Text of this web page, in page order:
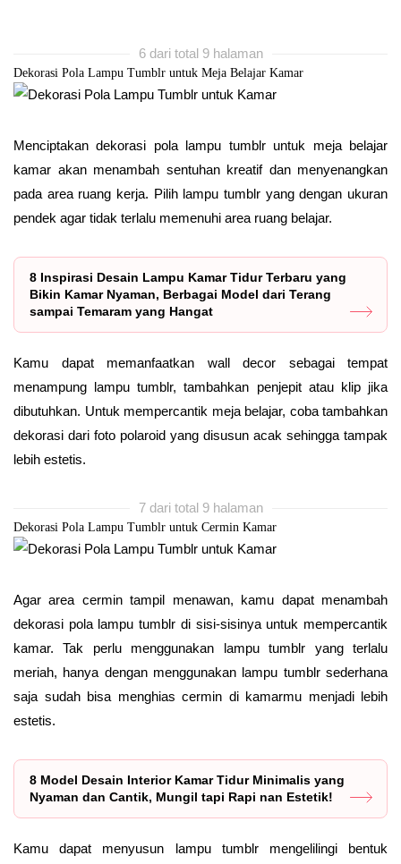
6 dari total 9 halaman
Dekorasi Pola Lampu Tumblr untuk Meja Belajar Kamar
Menciptakan dekorasi pola lampu tumblr untuk meja belajar
kamar akan menambah sentuhan kreatif dan menyenangkan
pada area ruang kerja. Pilih lampu tumblr yang dengan ukuran
pendek agar tidak terlalu memenuhi area ruang belajar.
8 Inspirasi Desain Lampu Kamar Tidur Terbaru yang
Bikin Kamar Nyaman, Berbagai Model dari Terang
sampai Temaram yang Hangat
Kamu dapat memanfaatkan wall decor sebagai tempat
menampung lampu tumblr, tambahkan penjepit atau klip jika
dibutuhkan. Untuk mempercantik meja belajar, coba tambahkan
dekorasi dari foto polaroid yang disusun acak sehingga tampak
lebih estetis.
7 dari total 9 halaman
Dekorasi Pola Lampu Tumblr untuk Cermin Kamar
Agar area cermin tampil menawan, kamu dapat menambah
dekorasi pola lampu tumblr di sisi-sisinya untuk mempercantik
kamar. Tak perlu menggunakan lampu tumblr yang terlalu
meriah, hanya dengan menggunakan lampu tumblr sederhana
saja sudah bisa menghias cermin di kamarmu menjadi lebih
estetis.
8 Model Desain Interior Kamar Tidur Minimalis yang
Nyaman dan Cantik, Mungil tapi Rapi nan Estetik!
Kamu dapat menyusun lampu tumblr mengelilingi bentuk